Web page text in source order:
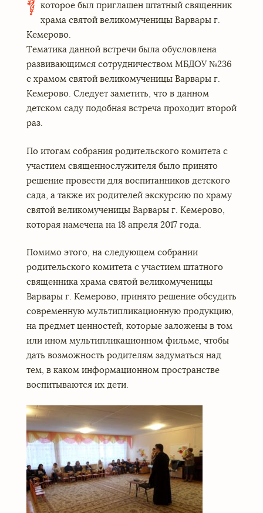
которое был приглашен штатный священник
храма святой великомученицы Варвары г.
Кемерово.
Тематика данной встречи была обусловлена
развивающимся сотрудничеством МБДОУ №236
с храмом святой великомученицы Варвары г.
Кемерово. Следует заметить, что в данном
детском саду подобная встреча проходит второй
раз.
По итогам собрания родительского комитета с
участием священнослужителя было принято
решение провести для воспитанников детского
сада, а также их родителей экскурсию по храму
святой великомученицы Варвары г. Кемерово,
которая намечена на 18 апреля 2017 года.
Помимо этого, на следующем собрании
родительского комитета с участием штатного
священника храма святой великомученицы
Варвары г. Кемерово, принято решение обсудить
современную мультипликационную продукцию,
на предмет ценностей, которые заложены в том
или ином мультипликационном фильме, чтобы
дать возможность родителям задуматься над
тем, в каком информационном пространстве
воспитываются их дети.